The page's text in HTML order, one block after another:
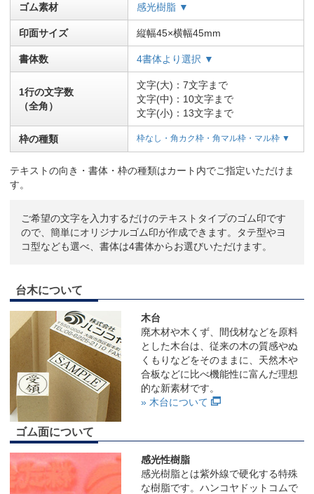
ゴム素材 感光樹脂 ▼
印面サイズ 縦幅45×横幅45mm
書体数 4書体より選択 ▼
1行の文字数
（全角）
文字(大)：7文字まで
文字(中)：10文字まで
文字(小)：13文字まで
枠の種類 枠なし・角カク枠・角マル枠・マル枠 ▼
テキストの向き・書体・枠の種類はカート内でご指定いただけま
す。
ご希望の文字を入力するだけのテキストタイプのゴム印です
ので、簡単にオリジナルゴム印が作成できます。タテ型やヨ
コ型なども選べ、書体は4書体からお選びいただけます。
台木について
木台
廃木材や木くず、間伐材などを原料
とした木台は、従来の木の質感やぬ
くもりなどをそのままに、天然木や
合板などに比べ機能性に富んだ理想
的な新素材です。
» 木台について
ゴム面について
感光性樹脂
感光樹脂とは紫外線で硬化する特殊
な樹脂です。ハンコヤドットコムで